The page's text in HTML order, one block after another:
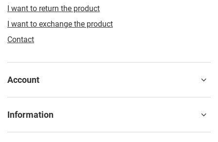
I want to return the product
I want to exchange the product
Contact
Account
Information